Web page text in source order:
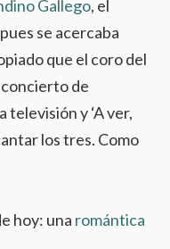
Gallego, el
se acercaba
que el coro del
concierto de
televisión y ‘A ver,
los tres. Como
hoy: una romántica